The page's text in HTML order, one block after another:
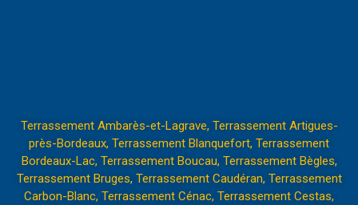
Terrassement Ambarès-et-Lagrave, Terrassement Artigues-
près-Bordeaux, Terrassement Blanquefort, Terrassement
Bordeaux-Lac, Terrassement Boucau, Terrassement Bègles,
Terrassement Bruges, Terrassement Caudéran, Terrassement
Carbon-Blanc, Terrassement Cénac, Terrassement Cestas,